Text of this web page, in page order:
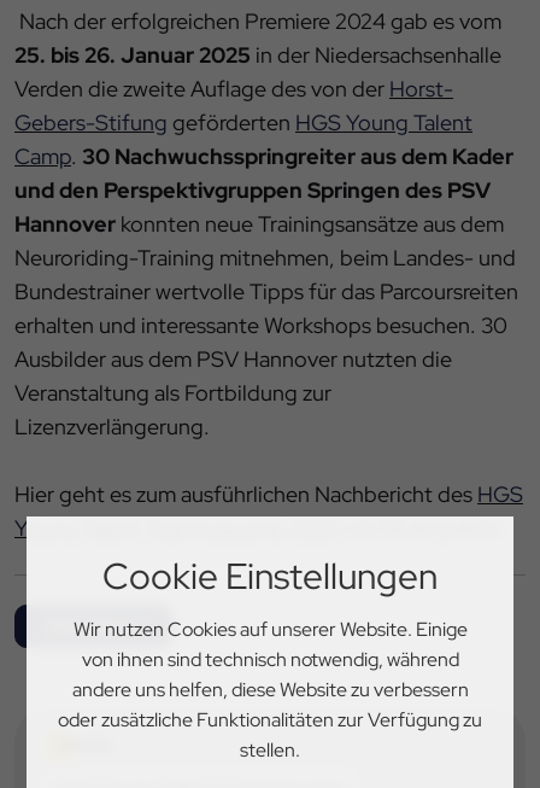
Cookie Einstellungen
Wir nutzen Cookies auf unserer Website. Einige
von ihnen sind technisch notwendig, während
andere uns helfen, diese Website zu verbessern
oder zusätzliche Funktionalitäten zur Verfügung zu
stellen.
Nach der erfolgreichen Premiere 2024 gab es vom
25. bis 26. Januar 2025 in der Niedersachsenhalle
Verden die zweite Auflage des von der Horst-
Gebers-Stifung geförderten HGS Young Talent
Camp. 30 Nachwuchsspringreiter aus dem Kader
und den Perspektivgruppen Springen des PSV
Hannover konnten neue Trainingsansätze aus dem
Neuroriding-Training mitnehmen, beim Landes- und
Bundestrainer wertvolle Tipps für das Parcoursreiten
erhalten und interessante Workshops besuchen. 30
Ausbilder aus dem PSV Hannover nutzten die
Veranstaltung als Fortbildung zur
Lizenzverlängerung.
Hier geht es zum ausführlichen Nachbericht des HGS
Young Talent Trainingscamp 2025
Alle News